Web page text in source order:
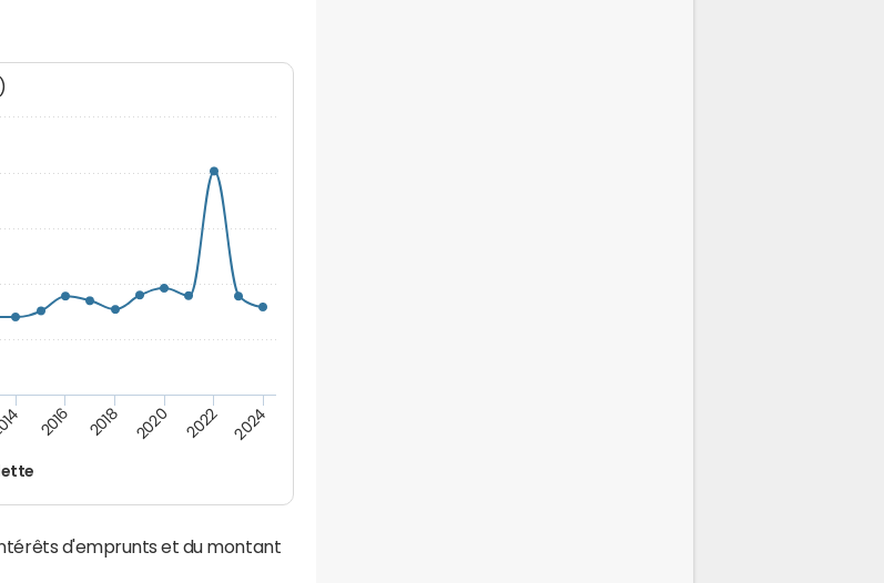
2016 2018 2020 2022 2024
d'emprunts et du montant